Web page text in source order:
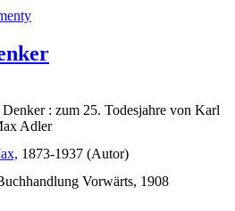
: zum 25. Todesjahre von Karl
Adler
1873-1937 (Autor)
Vorwärts, 1908